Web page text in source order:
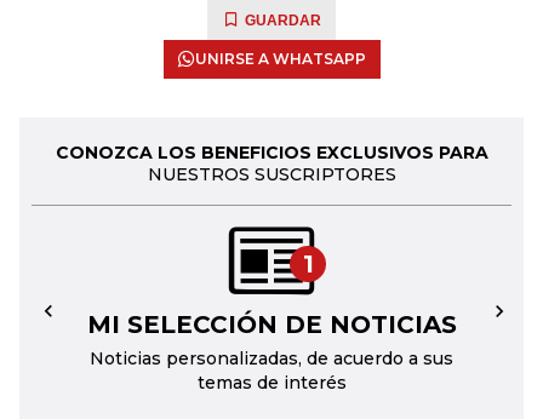
GUARDAR
UNIRSE A WHATSAPP
CONOZCA LOS BENEFICIOS EXCLUSIVOS PARA
NUESTROS SUSCRIPTORES
1
MI SELECCIÓN DE NOTICIAS
Noticias personalizadas, de acuerdo a sus
temas de interés
← →